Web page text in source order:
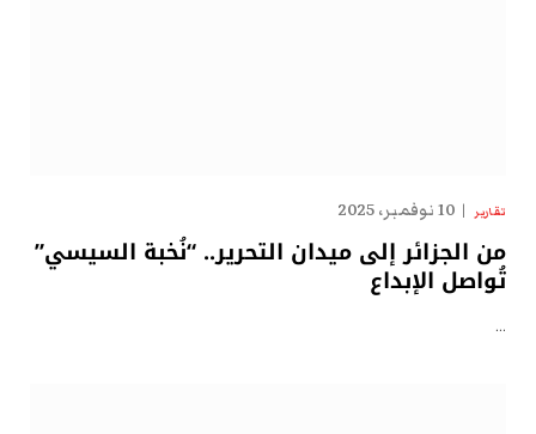
تقارير 10 نوفمبر، 2025
من الجزائر إلى ميدان التحرير.. “نُخبة السيسي”
تُواصل الإبداع
…